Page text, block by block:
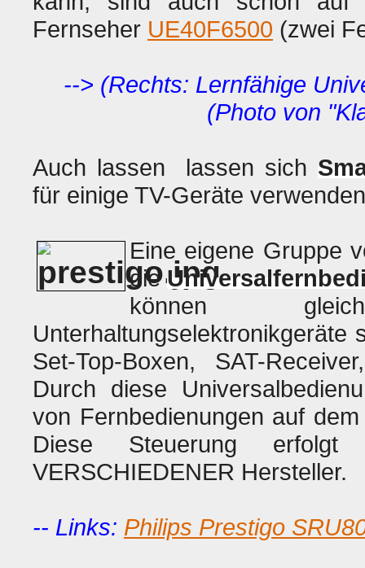
Fernseher UE40F6500 (zwei
--> (Rechts: Lernfähige
(Photo von
Auch lassen lassen sich
für einige TV-Geräte
Eine eigene Gruppe
die
können
Unterhaltungselektronikgeräte
Set-Top-Boxen, SAT-
Durch diese
von Fernbedienungen auf
Diese Steuerung
VERSCHIEDENER Hersteller.
-- Links: Philips Prestigo